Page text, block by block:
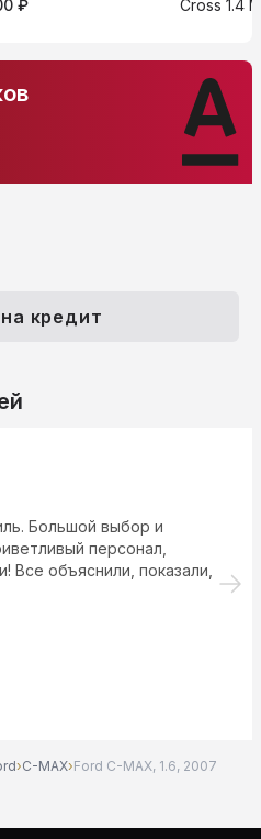
₽ Cross 1.4
кредит
Большой выбор и
персонал,
Все объяснили, показали,
›C-MAX›Ford C-MAX, 1.6, 2007